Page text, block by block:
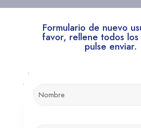
Formulario de nuevo
favor, rellene todos los
pulse enviar.
Añade aquí tu
cabecera